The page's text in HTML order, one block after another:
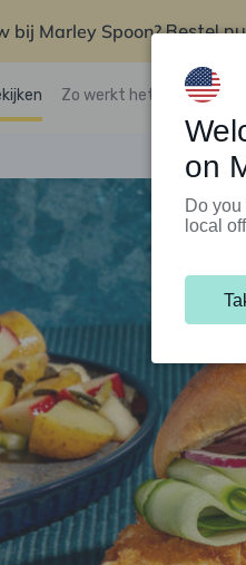
bij Marley Spoon?Bestel
Zo werkt het
on
Do
local